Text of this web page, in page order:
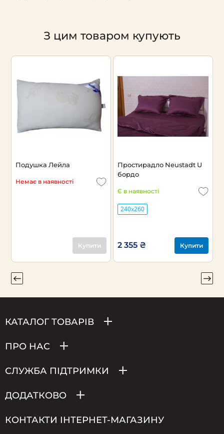
З цим товаром купують
Подушка Лейла
Немає в наявності
Купити
Простирадло Neustadt U
бордо
Є в наявності
240х260
2 355 ₴ Купити
КАТАЛОГ ТОВАРІВ
ПРО НАС
СЛУЖБА ПІДТРИМКИ
ДОДАТКОВО
КОНТАКТИ ІНТЕРНЕТ-МАГАЗИНУ